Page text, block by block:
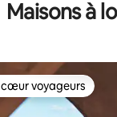
Maisons à
cœur voyageurs
voyageurs